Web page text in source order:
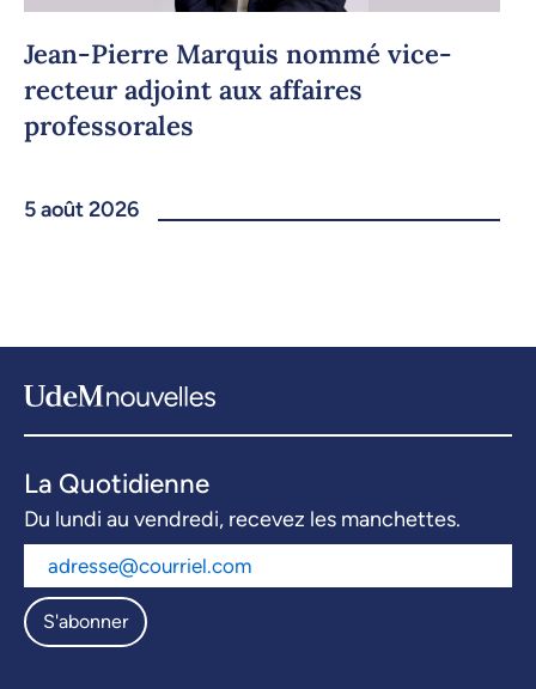
Jean-Pierre Marquis nommé vice-
recteur adjoint aux affaires
professorales
5 août 2026
La Quotidienne
Du lundi au vendredi, recevez les manchettes.
S'abonner